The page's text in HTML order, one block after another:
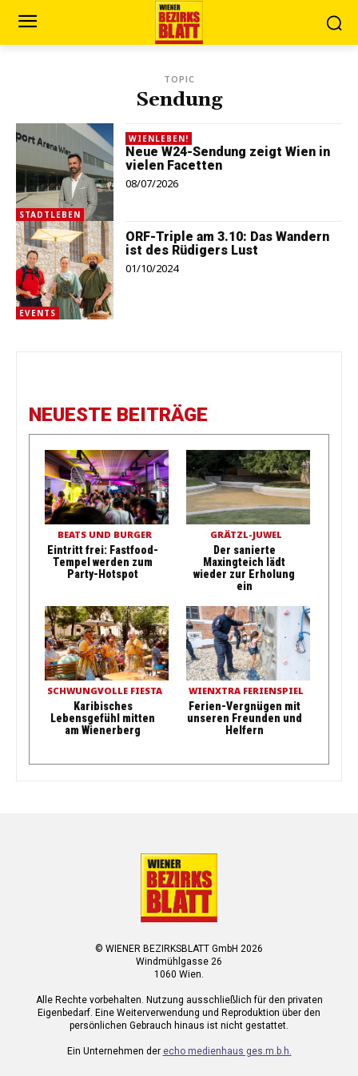
TOPIC
Sendung
STADTLEBEN
WIENLEBEN!
Neue W24-Sendung zeigt Wien in
vielen Facetten
08/07/2026
EVENTS
ORF-Triple am 3.10: Das Wandern
ist des Rüdigers Lust
01/10/2024
NEUESTE BEITRÄGE
BEATS UND BURGER
Eintritt frei: Fastfood-
Tempel werden zum
Party-Hotspot
GRÄTZL-JUWEL
Der sanierte
Maxingteich lädt
wieder zur Erholung
ein
SCHWUNGVOLLE FIESTA
Karibisches
Lebensgefühl mitten
am Wienerberg
WIENXTRA FERIENSPIEL
Ferien-Vergnügen mit
unseren Freunden und
Helfern
© WIENER BEZIRKSBLATT GmbH 2026
Windmühlgasse 26
1060 Wien.
Alle Rechte vorbehalten. Nutzung ausschließlich für den privaten
Eigenbedarf. Eine Weiterverwendung und Reproduktion über den
persönlichen Gebrauch hinaus ist nicht gestattet.
Ein Unternehmen der echo medienhaus ges.m.b.h.